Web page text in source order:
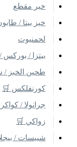
خبر مقطع
خبز بيتا /
لحمنيوت
بيتزا /
طحين الخبز /
كورنفلكس 🛒
جرانولا /
زواكي 🛒
شيبسات /